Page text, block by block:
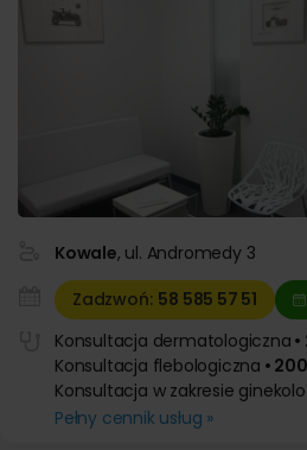
Kowale, ul. Andromedy 3
Zadzwoń: 58 585 57 51
Konsultacja dermatologiczna
Konsultacja flebologiczna •
Konsultacja w zakresie
Pełny cennik usług »